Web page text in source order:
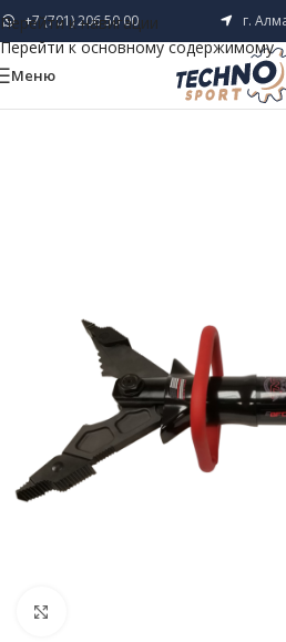
Перейти к навигации
Перейти к основному содержимому
+7 (701) 206 50 00 г.
Меню